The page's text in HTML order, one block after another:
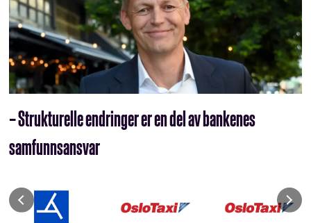
– Strukturelle endringer er en del av bankenes
samfunnsansvar